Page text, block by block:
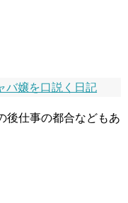
バ嬢を口説く日記
後仕事の都合などもあ